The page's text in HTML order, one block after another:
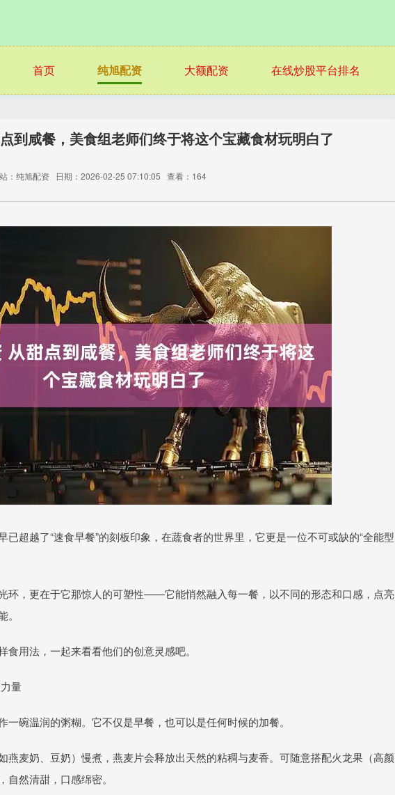
首页 纯旭配资 大额配资 在线炒股平台排名
到咸餐，美食组老师们终于将这个宝藏食材玩明白了
：纯旭配资 日期：2026-02-25 07:10:05 查看：164
已超越了“速食早餐”的刻板印象，在蔬食者的世界里，它更是一位不可或缺的“全能型
环，更在于它那惊人的可塑性——它能悄然融入每一餐，以不同的形态和口感，点亮
用法，一起来看看他们的创意灵感吧。
量
碗温润的粥糊。它不仅是早餐，也可以是任何时候的加餐。
燕麦奶、豆奶）慢煮，燕麦片会释放出天然的粘稠与麦香。可随意搭配火龙果（高颜
然清甜，口感绵密。